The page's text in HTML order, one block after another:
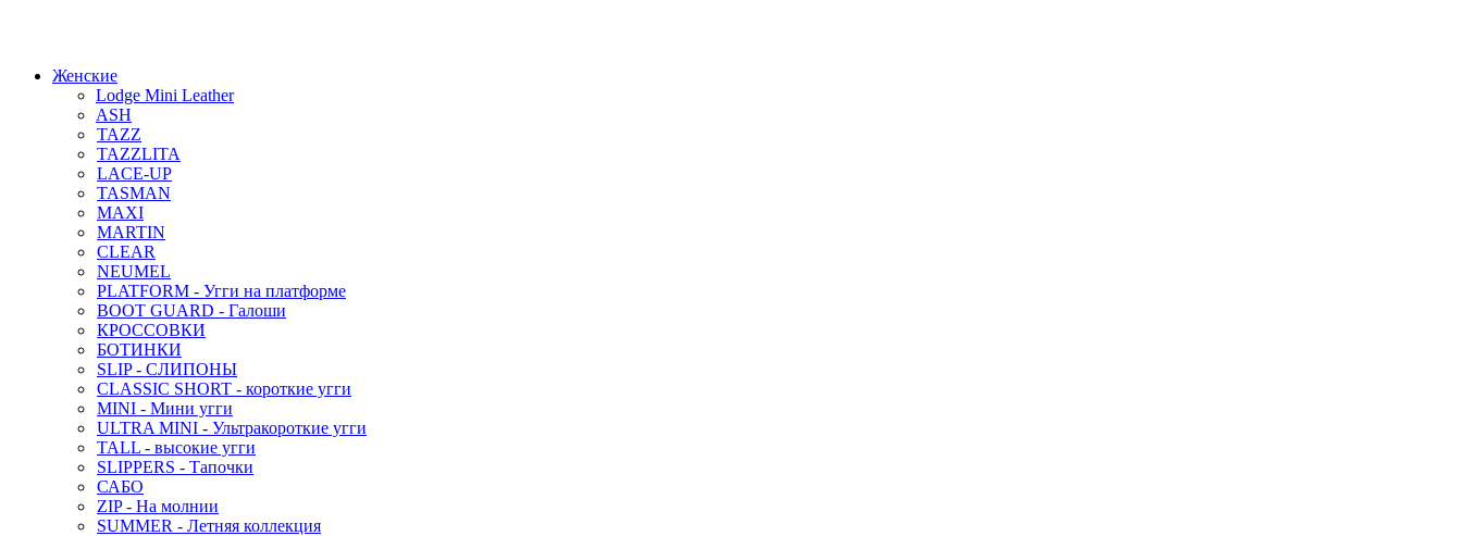
Женские
Lodge Mini Leather
ASH
TAZZ
TAZZLITA
LACE-UP
TASMAN
MAXI
MARTIN
CLEAR
NEUMEL
PLATFORM - Угги на платформе
BOOT GUARD - Галоши
КРОССОВКИ
БОТИНКИ
SLIP - СЛИПОНЫ
CLASSIC SHORT - короткие угги
MINI - Мини угги
ULTRA MINI - Ультракороткие угги
TALL - высокие угги
SLIPPERS - Тапочки
САБО
ZIP - На молнии
SUMMER - Летняя коллекция